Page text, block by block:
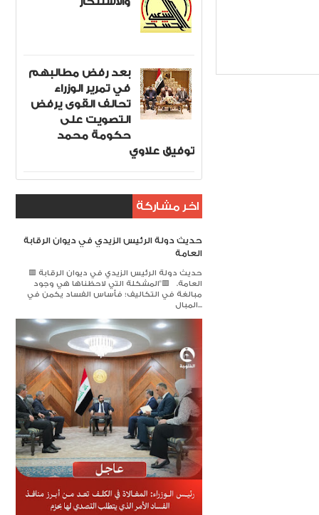
بعد رفض مطالبهم
في تمرير الوزراء
تحالف القوى يرفض
التصويت على
حكومة محمد
توفيق علاوي
اخر مشاركة
حديث دولة الرئيس الزيدي في ديوان الرقابة
العامة
🟥 حديث دولة الرئيس الزيدي في ديوان الرقابة
العامة. 🟥​"المشكلة التي لاحظناها هي وجود
مبالغة في التكاليف؛ فأساس الفساد يكمن في
المبال...